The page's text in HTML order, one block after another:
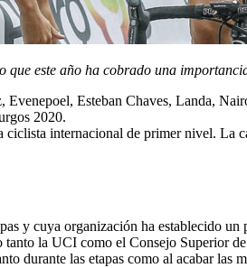
este año ha cobrado una
Esteban Chaves, Landa,
2020.
internacional de primer nivel. La
y cuya organización ha establecido
la UCI como el Consejo Superior
durante las etapas como al acabar las